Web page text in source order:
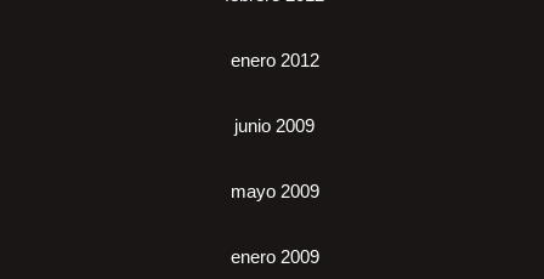
enero 2012
junio 2009
mayo 2009
enero 2009